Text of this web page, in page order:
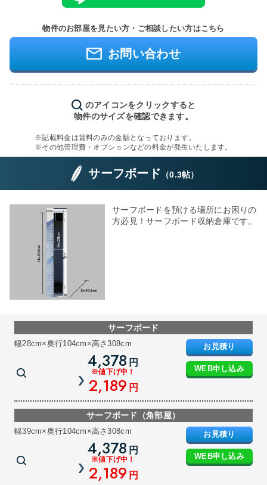
物件のお部屋を見たい方・ご相談したい方はこちら
お問い合わせ
のアイコンをクリックすると
物件のサイズを確認できます。
※記載料金は賃料のみの金額となっております。
※その他管理費・オプションなどの料金が発生いたします。
サーフボード （0.3帖）
サーフボードを預ける場所にお困りの
方必見！サーフボード収納倉庫です。
サーフボード
幅28cm×奥行104cm×高さ308cm
4,378 円
※値下げ中！
2,189 円
お見積り
WEB申し込み
サーフボード（角部屋）
幅39cm×奥行104cm×高さ308cm
4,378 円
※値下げ中！
2,189 円
お見積り
WEB申し込み